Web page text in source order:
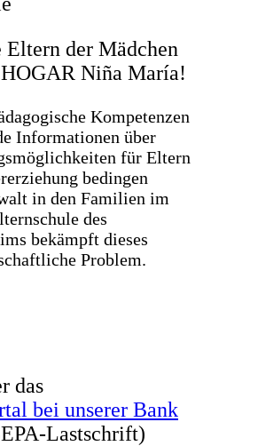
Eltern der Mädchen
Niña María!
Kompetenzen
Informationen über
für Eltern
bedingen
in den Familien im
des
bekämpft dieses
Problem.
das
bei unserer Bank
Lastschrift)